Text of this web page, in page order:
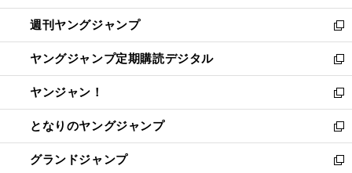
開
く
ウ
で
開
く
ン
ド
ウ
で
開
く
ウ
ィ
ン
ド
ウ
で
開
く
週刊ヤングジャンプ
新
し
い
ウ
ィ
ン
ド
ウ
で
ヤングジャンプ定期購読デジタル
新
し
い
ウ
ィ
ン
ド
ヤンジャン！
新
し
い
ウ
ィ
となりのヤングジャンプ
新
し
い
グランドジャンプ
新